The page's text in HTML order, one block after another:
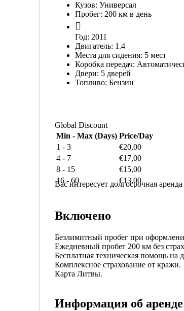
Кузов: Универсал
Пробег: 200 км в день
Год: 2011
Двигатель: 1.4
Места для сидения: 5 мест
Коробка передач:
Двери: 5 дверей
Топливо: Бензин
Global Discount
Min - Max (Days) Price/Day
1 - 3 €20,00
4 - 7 €17,00
8 - 15 €15,00
16 - 60 €13,00
Вас интересует долгосрочная
Включено
Безлимитный пробег при
Ежедневный пробег 200 км без
Бесплатная техническая помощь на
Комплексное страхование от кражи.
Карта Литвы.
Информация об аренде